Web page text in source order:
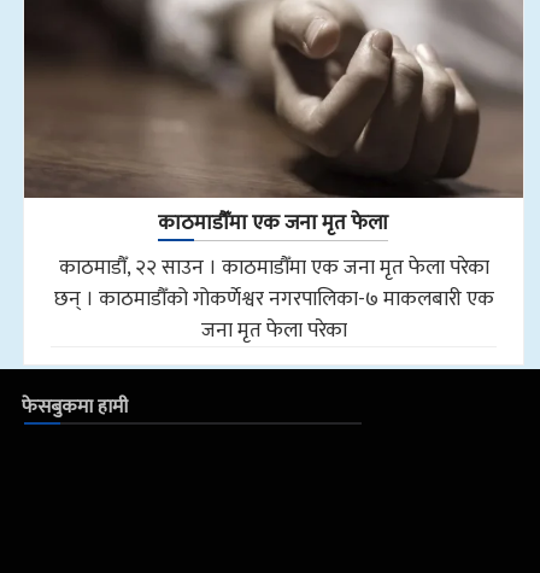
काठमाडौँमा एक जना मृत फेला
काठमाडौँ, २२ साउन । काठमाडौँमा एक जना मृत फेला परेका
छन् । काठमाडौँको गोकर्णेश्वर नगरपालिका-७ माकलबारी एक
जना मृत फेला परेका
फेसबुकमा हामी